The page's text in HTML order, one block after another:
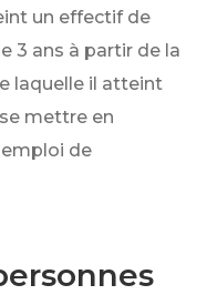
un effectif de
3 ans à partir de la
laquelle il atteint
mettre en
de